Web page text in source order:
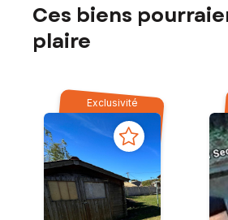
Ces biens
plaire
Exclusivité